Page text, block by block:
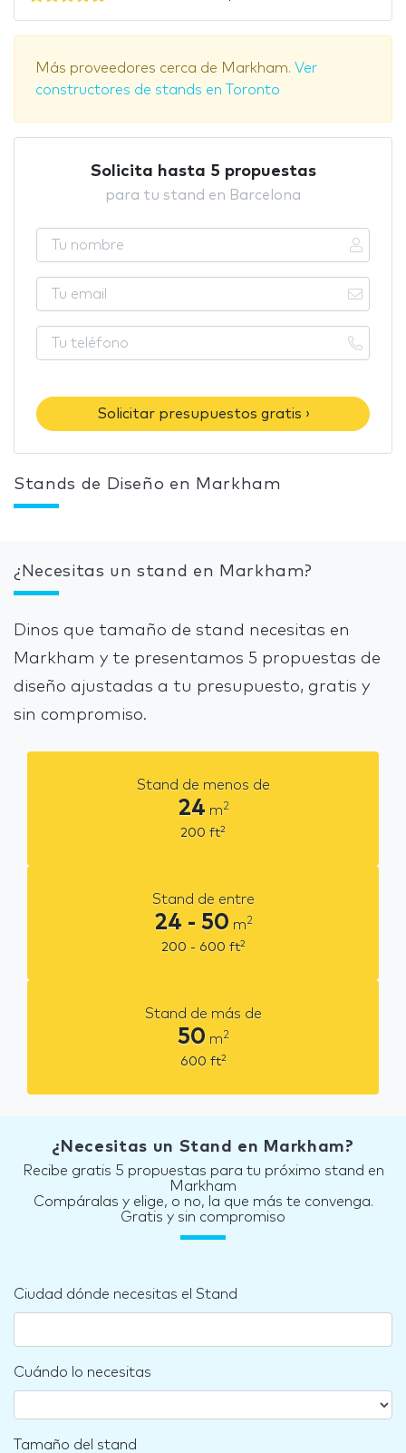
Más proveedores cerca de Markham. Ver
constructores de stands en Toronto
Solicita hasta 5 propuestas
para tu stand en Barcelona
Solicitar presupuestos gratis ›
Stands de Diseño en Markham
¿Necesitas un stand en Markham?
Dinos que tamaño de stand necesitas en
Markham y te presentamos 5 propuestas de
diseño ajustadas a tu presupuesto, gratis y
sin compromiso.
Stand de menos de
24 m2
200 ft2
Stand de entre
24 - 50 m2
200 - 600 ft2
Stand de más de
50 m2
600 ft2
¿Necesitas un Stand en Markham?
Recibe gratis 5 propuestas para tu próximo stand en
Markham
Compáralas y elige, o no, la que más te convenga.
Gratis y sin compromiso
Ciudad dónde necesitas el Stand
Cuándo lo necesitas
Tamaño del stand